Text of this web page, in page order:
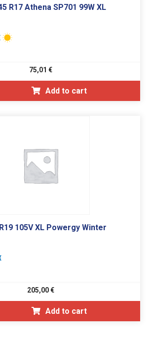
R17 Athena SP701 99W XL
75,01 €
Add to cart
105V XL Powergy Winter
205,00€
Add to cart